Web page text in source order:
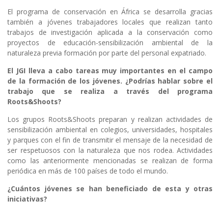
El programa de conservación en África se desarrolla gracias
también a jóvenes trabajadores locales que realizan tanto
trabajos de investigación aplicada a la conservación como
proyectos de educación-sensibilización ambiental de la
naturaleza previa formación por parte del personal expatriado.
El JGI lleva a cabo tareas muy importantes en el campo
de la formación de los jóvenes. ¿Podrías hablar sobre el
trabajo que se realiza a través del programa
Roots&Shoots?
Los grupos Roots&Shoots preparan y realizan actividades de
sensibilización ambiental en colegios, universidades, hospitales
y parques con el fin de transmitir el mensaje de la necesidad de
ser respetuosos con la naturaleza que nos rodea. Actividades
como las anteriormente mencionadas se realizan de forma
periódica en más de 100 países de todo el mundo.
¿Cuántos jóvenes se han beneficiado de esta y otras
iniciativas?